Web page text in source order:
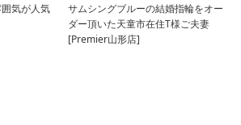
囲気が人気
サムシングブルーの結婚指輪をオー
ダー頂いた天童市在住T様ご夫妻
[Premier山形店]